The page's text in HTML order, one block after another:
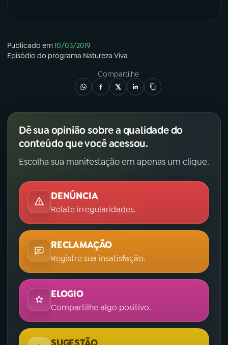
Publicado em10/03/2019
Episódio do programa Natureza Viva
Compartilhe
Dê sua opinião sobre a qualidade do
conteúdo que você acessou.
Escolha sua manifestação em apenas um clique.
DENÚNCIA
Relate irregularidades.
RECLAMAÇÃO
Registre sua insatisfação.
ELOGIO
Compartilhe algo positivo.